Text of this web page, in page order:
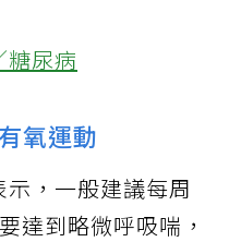
糖尿病
氧運動
，一般建議每周
達到略微呼吸喘，